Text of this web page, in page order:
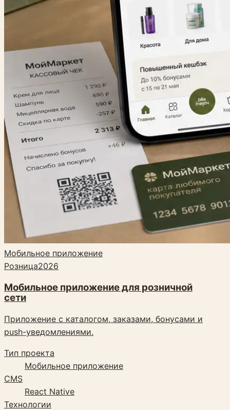
Мобильное приложение
Розница2026
Мобильное приложение для розничной
сети
Приложение с каталогом, заказами, бонусами и
push-уведомлениями.
Тип проекта
Мобильное приложение
CMS
React Native
Технологии